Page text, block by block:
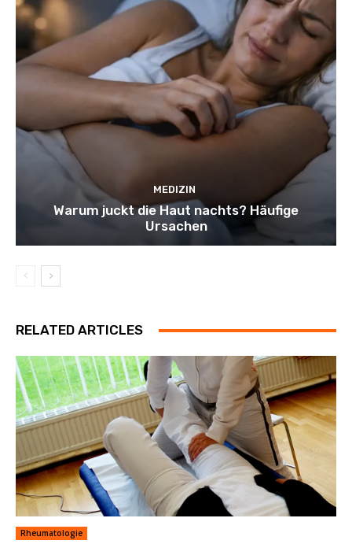
MEDIZIN
Warum juckt die Haut nachts? Häufige
Ursachen
RELATED ARTICLES
Rheumatologie